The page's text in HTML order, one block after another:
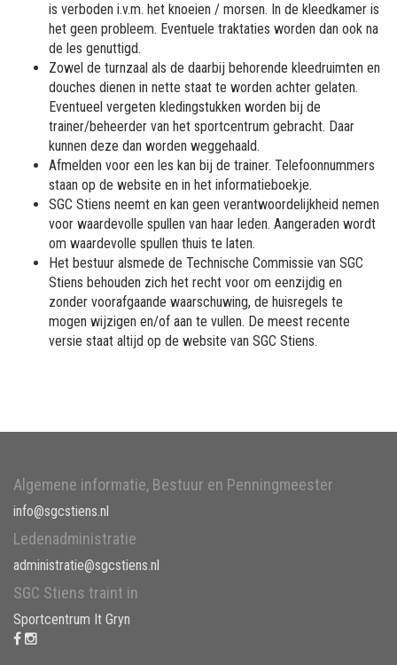
is verboden i.v.m. het knoeien / morsen. In de kleedkamer is
het geen probleem. Eventuele traktaties worden dan ook na
de les genuttigd.
Zowel de turnzaal als de daarbij behorende kleedruimten en
douches dienen in nette staat te worden achter gelaten.
Eventueel vergeten kledingstukken worden bij de
trainer/beheerder van het sportcentrum gebracht. Daar
kunnen deze dan worden weggehaald.
Afmelden voor een les kan bij de trainer. Telefoonnummers
staan op de website en in het informatieboekje.
SGC Stiens neemt en kan geen verantwoordelijkheid nemen
voor waardevolle spullen van haar leden. Aangeraden wordt
om waardevolle spullen thuis te laten.
Het bestuur alsmede de Technische Commissie van SGC
Stiens behouden zich het recht voor om eenzijdig en
zonder voorafgaande waarschuwing, de huisregels te
mogen wijzigen en/of aan te vullen. De meest recente
versie staat altijd op de website van SGC Stiens.
Algemene informatie, Bestuur en Penningmeester
info@sgcstiens.nl
Ledenadministratie
administratie@sgcstiens.nl
SGC Stiens traint in
Sportcentrum It Gryn